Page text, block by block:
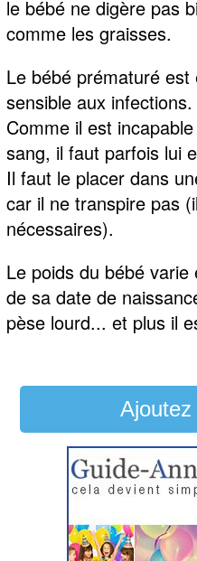
le bébé ne digère pas
comme les graisses.
Le bébé prématuré
sensible aux infections.
Comme il est
sang, il faut parfois lui
Il faut le placer dans
car il ne transpire pas
nécessaires).
Le poids du bébé
de sa date de
pèse lourd... et plus il